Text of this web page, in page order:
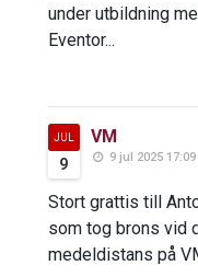
under utbildning
Eventor...
JUL
9
VM
9 jul 2025 17:09
Stort grattis till
som tog brons vid
medeldistans på